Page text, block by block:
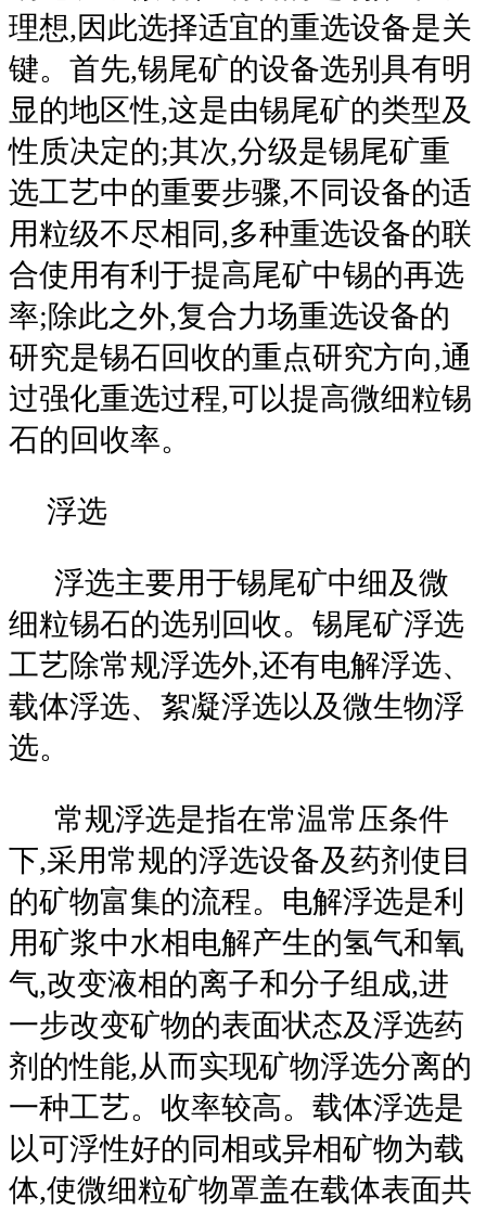
理想,因此选择适宜的重选设备是关
键。首先,锡尾矿的设备选别具有明
显的地区性,这是由锡尾矿的类型及
性质决定的;其次,分级是锡尾矿重
选工艺中的重要步骤,不同设备的适
用粒级不尽相同,多种重选设备的联
合使用有利于提高尾矿中锡的再选
率;除此之外,复合力场重选设备的
研究是锡石回收的重点研究方向,通
过强化重选过程,可以提高微细粒锡
石的回收率。
浮选
浮选主要用于锡尾矿中细及微
细粒锡石的选别回收。锡尾矿浮选
工艺除常规浮选外,还有电解浮选、
载体浮选、絮凝浮选以及微生物浮
选。
常规浮选是指在常温常压条件
下,采用常规的浮选设备及药剂使目
的矿物富集的流程。电解浮选是利
用矿浆中水相电解产生的氢气和氧
气,改变液相的离子和分子组成,进
一步改变矿物的表面状态及浮选药
剂的性能,从而实现矿物浮选分离的
一种工艺。收率较高。载体浮选是
以可浮性好的同相或异相矿物为载
体,使微细粒矿物罩盖在载体表面共